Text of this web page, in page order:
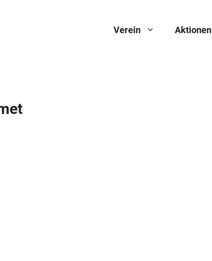
Verein Aktionen